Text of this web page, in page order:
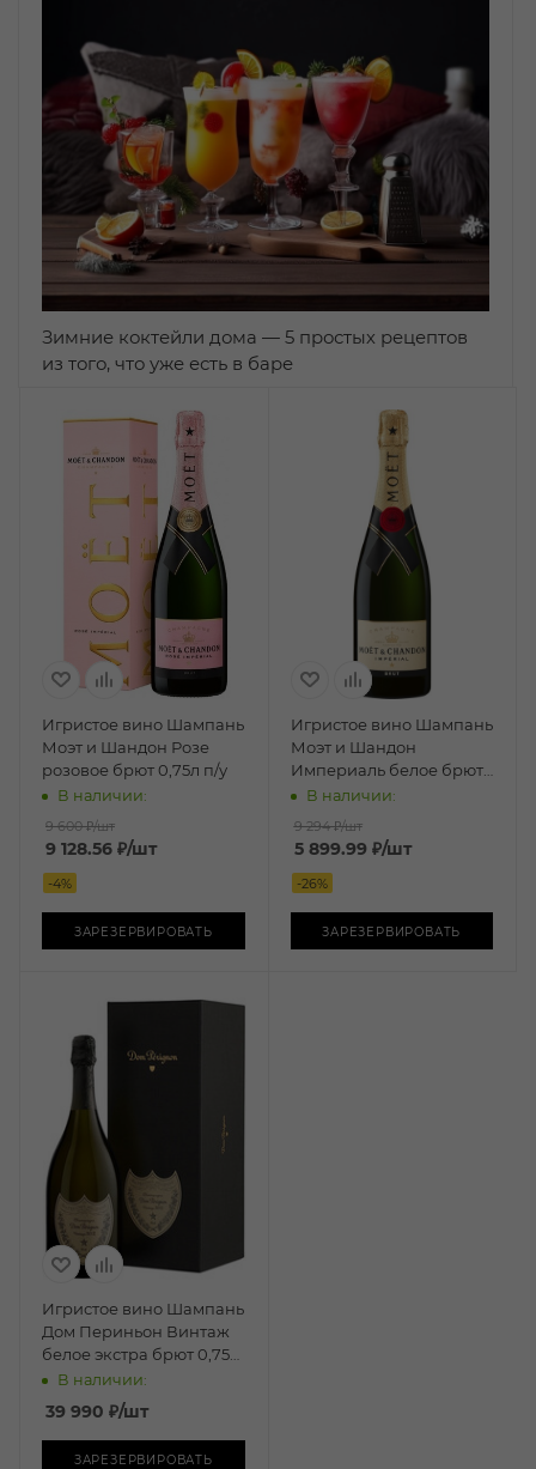
Зимние коктейли дома — 5 простых рецептов
из того, что уже есть в баре
Игристое вино Шампань
Моэт и Шандон Розе
розовое брют 0,75л п/у
В наличии:
9 600 ₽/шт
9 128.56 ₽/шт
-4%
ЗАРЕЗЕРВИРОВАТЬ
Игристое вино Шампань
Моэт и Шандон
Империаль белое брют
0,75л
В наличии:
9 294 ₽/шт
5 899.99₽/шт
-26%
ЗАРЕЗЕРВИРОВАТЬ
Игристое вино Шампань
Дом Периньон Винтаж
белое экстра брют 0,75л
п/уВ наличии:
39 990 ₽/шт
ЗАРЕЗЕРВИРОВАТЬ